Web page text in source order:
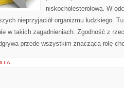
niskocholesterolową. W
nieprzyjaciół organizmu ludzkiego.
w takich zagadnieniach. Zgodność z
przede wszystkim znaczącą rolę